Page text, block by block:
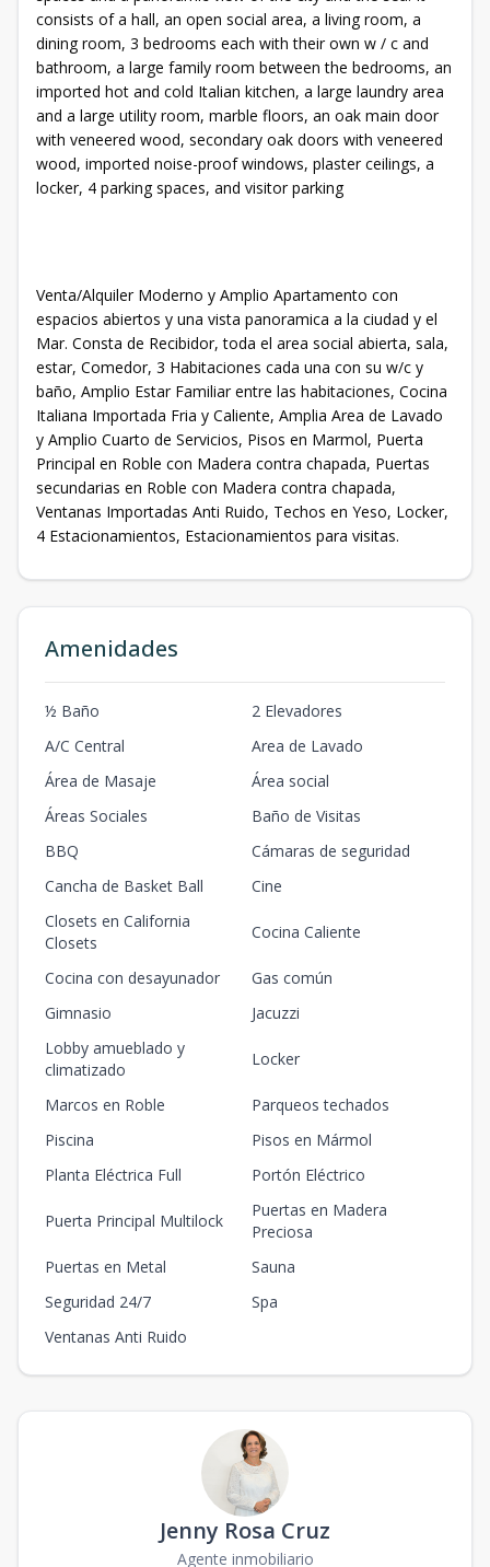
consists of a hall, an open social area, a living room, a
dining room, 3 bedrooms each with their own w / c and
bathroom, a large family room between the bedrooms, an
imported hot and cold Italian kitchen, a large laundry area
and a large utility room, marble floors, an oak main door
with veneered wood, secondary oak doors with veneered
wood, imported noise-proof windows, plaster ceilings, a
locker, 4 parking spaces, and visitor parking
Venta/Alquiler Moderno y Amplio Apartamento con
espacios abiertos y una vista panoramica a la ciudad y el
Mar. Consta de Recibidor, toda el area social abierta, sala,
estar, Comedor, 3 Habitaciones cada una con su w/c y
baño, Amplio Estar Familiar entre las habitaciones, Cocina
Italiana Importada Fria y Caliente, Amplia Area de Lavado
y Amplio Cuarto de Servicios, Pisos en Marmol, Puerta
Principal en Roble con Madera contra chapada, Puertas
secundarias en Roble con Madera contra chapada,
Ventanas Importadas Anti Ruido, Techos en Yeso, Locker,
4 Estacionamientos, Estacionamientos para visitas.
Amenidades
½ Baño
2 Elevadores
A/C Central
Area de Lavado
Área de Masaje
Área social
Áreas Sociales
Baño de Visitas
BBQ
Cámaras de seguridad
Cancha de Basket Ball
Cine
Closets en California
Closets
Cocina Caliente
Cocina con desayunador
Gas común
Gimnasio
Jacuzzi
Lobby amueblado y
climatizado
Locker
Marcos en Roble
Parqueos techados
Piscina
Pisos en Mármol
Planta Eléctrica Full
Portón Eléctrico
Puerta Principal Multilock
Puertas en Madera
Preciosa
Puertas en Metal
Sauna
Seguridad 24/7
Spa
Ventanas Anti Ruido
Jenny Rosa Cruz
Agente inmobiliario